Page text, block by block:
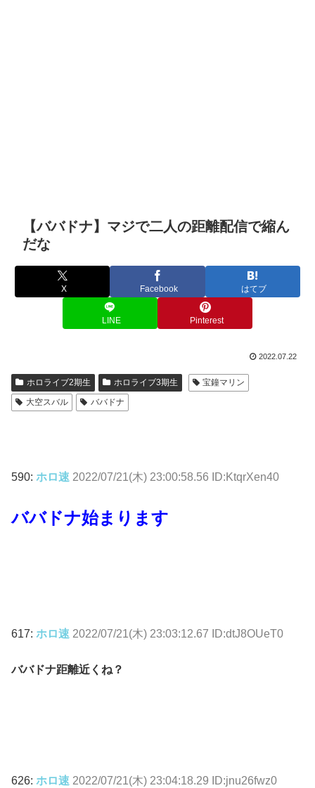
【ババドナ】マジで二人の距離配信で縮ん
だな
X Facebook はてブ
LINE Pinterest
2022.07.22
ホロライブ2期生 ホロライブ3期生
宝鐘マリン
大空スバル
ババドナ
590: ホロ速 2022/07/21(木) 23:00:58.56 ID:KtqrXen40
ババドナ始まります
617: ホロ速 2022/07/21(木) 23:03:12.67 ID:dtJ8OUeT0
ババドナ距離近くね？
626: ホロ速 2022/07/21(木) 23:04:18.29 ID:jnu26fwz0